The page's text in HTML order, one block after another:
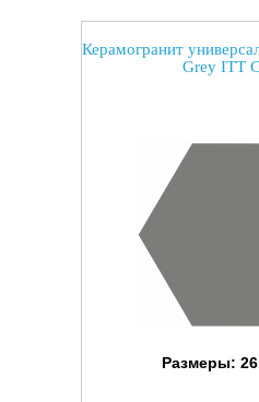
Керамогранит
Grey ITT
Размеры: